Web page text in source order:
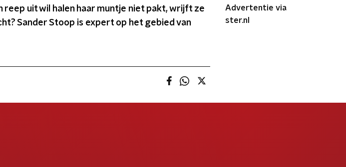
uit wil halen haar muntje niet pakt, wrijft ze
Sander Stoop is expert op het gebied van
Advertentie via
ster.nl